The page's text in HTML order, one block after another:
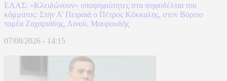
ΕΛΑΣ: «Κλειδώνουν» υποψηφιότητες στα ψηφοδέλτια του
κόμματος: Στην Α’ Πειραιά ο Πέτρος Κόκκαλης, στον Βόρειο
τομέα Ζαχαριάδης, Λινού, Μαυρουδής
07/08/2026 - 14:15